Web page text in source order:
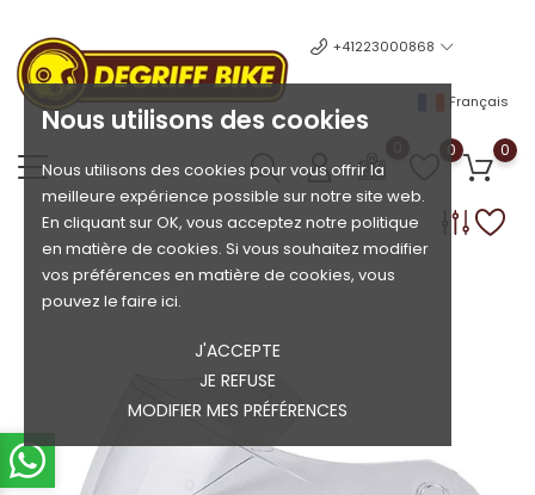
Nous utilisons des cookies
Nous utilisons des cookies pour vous offrir la
meilleure expérience possible sur notre site web.
En cliquant sur OK, vous acceptez notre politique
en matière de cookies. Si vous souhaitez modifier
vos préférences en matière de cookies, vous
pouvez le faire ici.
J'ACCEPTE
JE REFUSE
MODIFIER MES PRÉFÉRENCES
+41223000868
Français
0 0